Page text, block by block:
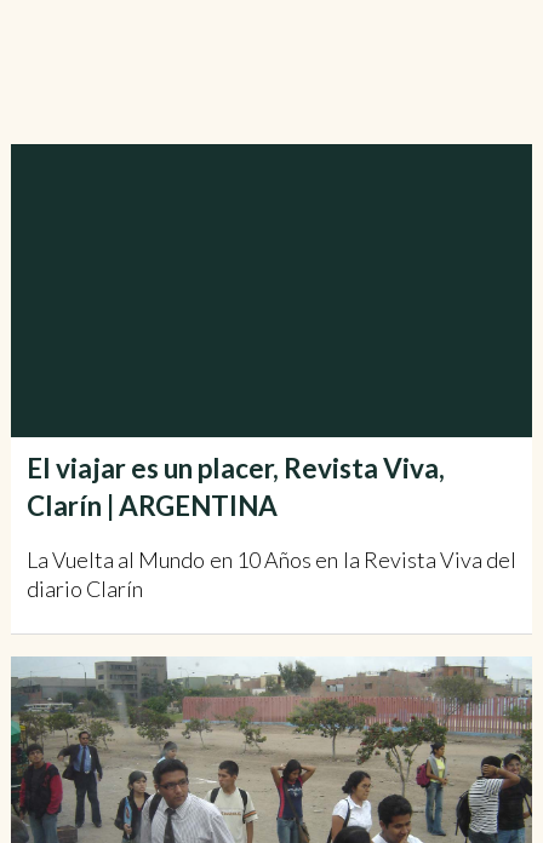
El viajar es un placer, Revista Viva,
Clarín | ARGENTINA
La Vuelta al Mundo en 10 Años en la Revista Viva del
diario Clarín